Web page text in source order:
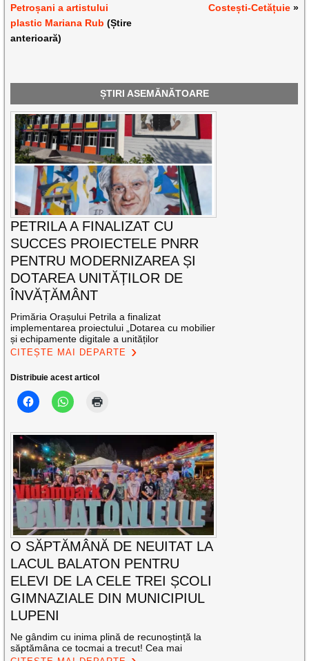
Petroșani a artistului
plastic Mariana Rub (Știre
anterioară)
Costești-Cetățuie»
ȘTIRI ASEMĂNĂTOARE
PETRILA A FINALIZAT CU
SUCCES PROIECTELE PNRR
PENTRU MODERNIZAREA ȘI
DOTAREA UNITĂȚILOR DE
ÎNVĂȚĂMÂNT
Primăria Orașului Petrila a finalizat
implementarea proiectului „Dotarea cu mobilier
și echipamente digitale a unităților
CITEȘTE MAI DEPARTE
Distribuie acest articol
O SĂPTĂMÂNĂ DE NEUITAT LA
LACUL BALATON PENTRU
ELEVI DE LA CELE TREI ȘCOLI
GIMNAZIALE DIN MUNICIPIUL
LUPENI
Ne gândim cu inima plină de recunoștință la
săptămâna ce tocmai a trecut! Cea mai